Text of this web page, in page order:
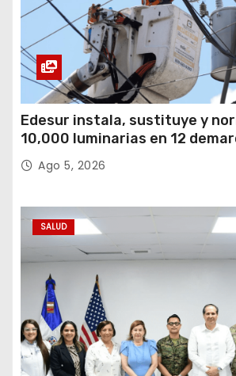
Edesur instala, sustituye y
10,000 luminarias en 12
Ago 5, 2026
SALUD